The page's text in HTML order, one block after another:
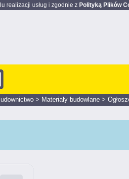
realizacji usług i zgodnie z Polityką Plików
> Materiały budowlane >